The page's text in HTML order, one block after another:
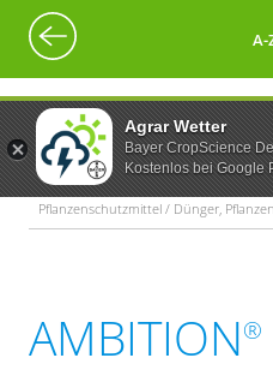
Agrar Wetter
Bayer CropScience
Kostenlos bei Google
A-
Pflanzenschutzmittel / Dünger,
AMBITION®